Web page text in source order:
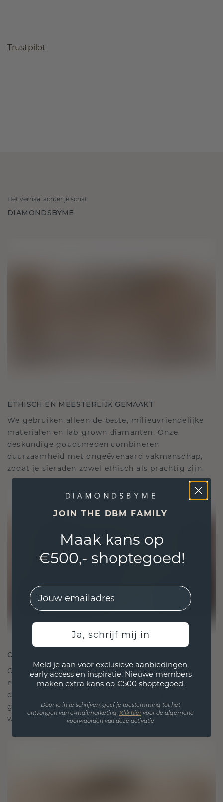
Trustpilot
Het verhaal achter je schat
DIAMONDSBYME
ETHISCH EN MEESTERLIJK GEMAAKT
We gebruiken alleen de beste, milieuvriendelijke
materialen en lab-grown diamanten. Onze
deskundige goudsmeden combineren
duurzaamheid met ongeëvenaard vakmanschap,
zodat je sieraden zowel ethisch als prachtig zijn.
ONTWORPEN VOOR VERBINDING
Onze ontwerpfilosofie is gericht op verbinding,
met elk stuk ontworpen om de tand des tijds te
doorstaan. Het wordt jouw symbool van liefde en
gekoesterde momenten, bedoeld om voor altijd te
worden gedragen en gekoesterd.
JOIN THE DBM FAMILY
Maak kans op
€500,- shoptegoed!
EMail
Ja, schrijf mij in
Meld je aan voor exclusieve aanbiedingen,
early access en inspiratie. Nieuwe members
maken extra kans op €500 shoptegoed.
Door je in te schrijven, geef je toestemming tot het
ontvangen van e-mailmarketing. Klik hiervoor de algemene
voorwaarden van deze activatie